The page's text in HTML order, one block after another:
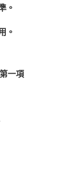
。
。
一項